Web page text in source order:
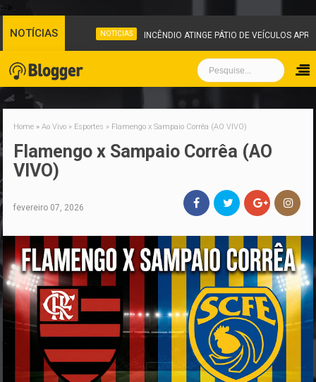
-->
NOTÍCIAS NOTICIAS INCÊNDIO ATINGE PÁTIO DE VEÍCULOS
Home »Ao Vivo » Esportes » Flamengo x Sampaio Corrêa (AO VIVO)
Flamengo x Sampaio Corrêa (AO
VIVO)
fevereiro 07, 2026